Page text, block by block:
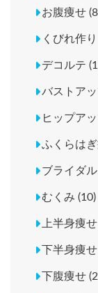
お腹痩せ
くびれ作
デコルテ
バストア
ヒップア
ふくらは
ブライダ
むくみ (10)
上半身痩せ
下半身痩
下腹痩せ